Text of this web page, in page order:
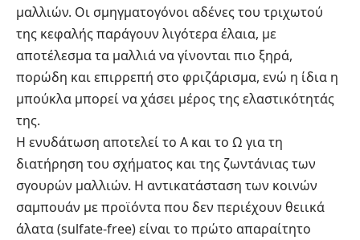
μαλλιών. Οι σμηγματογόνοι αδένες του τριχωτού
της κεφαλής παράγουν λιγότερα έλαια, με
αποτέλεσμα τα μαλλιά να γίνονται πιο ξηρά,
πορώδη και επιρρεπή στο φριζάρισμα, ενώ η ίδια η
μπούκλα μπορεί να χάσει μέρος της ελαστικότητάς
της.
Η ενυδάτωση αποτελεί το Α και το Ω για τη
διατήρηση του σχήματος και της ζωντάνιας των
σγουρών μαλλιών. Η αντικατάσταση των κοινών
σαμπουάν με προϊόντα που δεν περιέχουν θειικά
άλατα (sulfate-free) είναι το πρώτο απαραίτητο